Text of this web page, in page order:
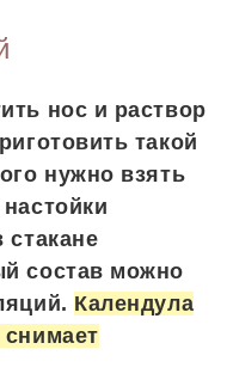
нос и раствор
такой
нужно взять
стакане
состав можно
Календула